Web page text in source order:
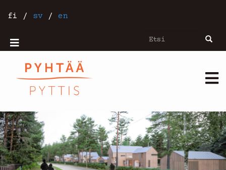
pääsisältöön
fi / sv / en
Etsi Etsi
Mobiilivalikko